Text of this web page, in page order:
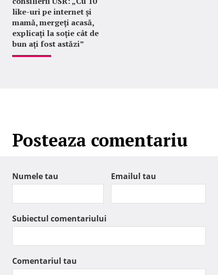
like-uri pe internet și
mamă, mergeți acasă,
explicați la soție cât de
bun ați fost astăzi”
Posteaza comentariu
Numele tau Emailul tau
Subiectul comentariului
Comentariul tau